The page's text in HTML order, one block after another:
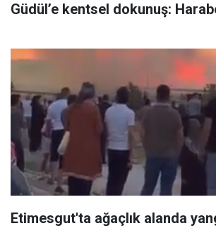
Güdül’e kentsel dokunuş:
Etimesgut'ta ağaçlık alanda